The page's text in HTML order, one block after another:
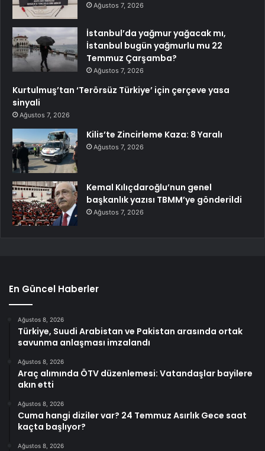
Ağustos 7, 2026
İstanbul’da yağmur yağacak mı,
İstanbul bugün yağmurlu mu 22
Temmuz Çarşamba?
Ağustos 7, 2026
Kurtulmuş’tan ‘Terörsüz Türkiye’ için çerçeve yasa
sinyali
Ağustos 7, 2026
Kilis’te Zincirleme Kaza: 8 Yaralı
Ağustos 7, 2026
Kemal Kılıçdaroğlu’nun genel
başkanlık yazısı TBMM’ye gönderildi
Ağustos 7, 2026
En Güncel Haberler
Ağustos 8, 2026
Türkiye, Suudi Arabistan ve Pakistan arasında ortak
savunma anlaşması imzalandı
Ağustos 8, 2026
Araç alımında ÖTV düzenlemesi: Vatandaşlar bayilere
akın etti
Ağustos 8, 2026
Cuma hangi diziler var? 24 Temmuz Asırlık Gece saat
kaçta başlıyor?
Ağustos 8, 2026